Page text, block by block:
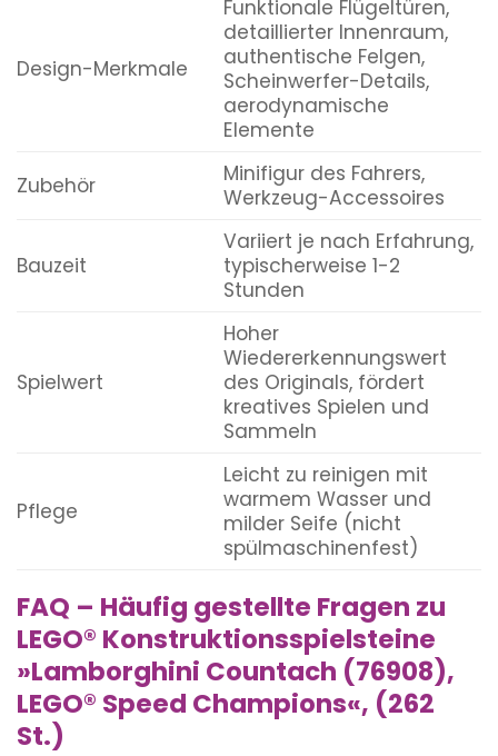
Design-Merkmale
Funktionale Flügeltüren,
detaillierter Innenraum,
authentische Felgen,
Scheinwerfer-Details,
aerodynamische
Elemente
Zubehör
Minifigur des Fahrers,
Werkzeug-Accessoires
Bauzeit
Variiert je nach Erfahrung,
typischerweise 1-2
Stunden
Spielwert
Hoher
Wiedererkennungswert
des Originals, fördert
kreatives Spielen und
Sammeln
Pflege
Leicht zu reinigen mit
warmem Wasser und
milder Seife (nicht
spülmaschinenfest)
FAQ – Häufig gestellte Fragen zu
LEGO® Konstruktionsspielsteine
»Lamborghini Countach (76908),
LEGO® Speed Champions«, (262
St.)